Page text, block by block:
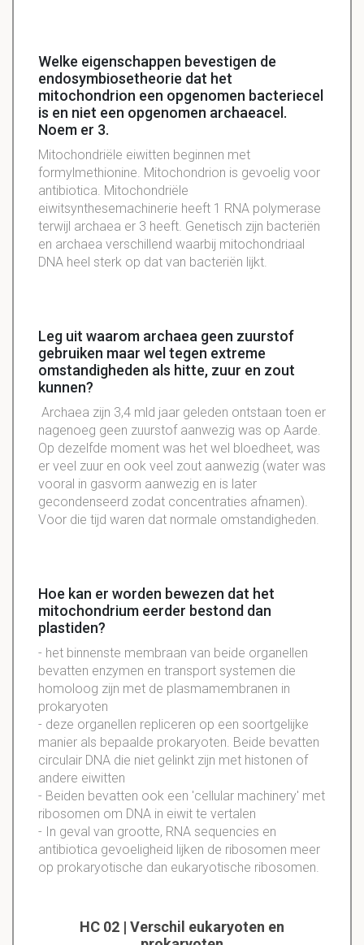
Welke eigenschappen bevestigen de
endosymbiosetheorie dat het
mitochondrion een opgenomen bacteriecel
is en niet een opgenomen archaeacel.
Noem er 3.
Mitochondriële eiwitten beginnen met
formylmethionine. Mitochondrion is gevoelig voor
antibiotica. Mitochondriële
eiwitsynthesemachinerie heeft 1 RNA polymerase
terwijl archaea er 3 heeft. Genetisch zijn bacteriën
en archaea verschillend waarbij mitochondriaal
DNA heel sterk op dat van bacteriën lijkt.
Leg uit waarom archaea geen zuurstof
gebruiken maar wel tegen extreme
omstandigheden als hitte, zuur en zout
kunnen?
Archaea zijn 3,4 mld jaar geleden ontstaan toen er
nagenoeg geen zuurstof aanwezig was op Aarde.
Op dezelfde moment was het wel bloedheet, was
er veel zuur en ook veel zout aanwezig (water was
vooral in gasvorm aanwezig en is later
gecondenseerd zodat concentraties afnamen).
Voor die tijd waren dat normale omstandigheden.
Hoe kan er worden bewezen dat het
mitochondrium eerder bestond dan
plastiden?
- het binnenste membraan van beide organellen
bevatten enzymen en transport systemen die
homoloog zijn met de plasmamembranen in
prokaryoten
- deze organellen repliceren op een soortgelijke
manier als bepaalde prokaryoten. Beide bevatten
circulair DNA die niet gelinkt zijn met histonen of
andere eiwitten
- Beiden bevatten ook een 'cellular machinery' met
ribosomen om DNA in eiwit te vertalen
- In geval van grootte, RNA sequencies en
antibiotica gevoeligheid lijken de ribosomen meer
op prokaryotische dan eukaryotische ribosomen.
HC 02 | Verschil eukaryoten en